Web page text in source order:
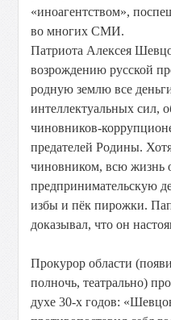
«иноагентством»,
во многих СМИ.
Патриота Алексея
возрождению русской
родную землю все
интеллектуальных сил,
чиновников-
предателей Родины.
чиновником, всю жизнь
предпринимательскую
избы и пёк пирожки.
доказывал, что он
Прокурор области
полночь, театрально)
духе 30-х годов: